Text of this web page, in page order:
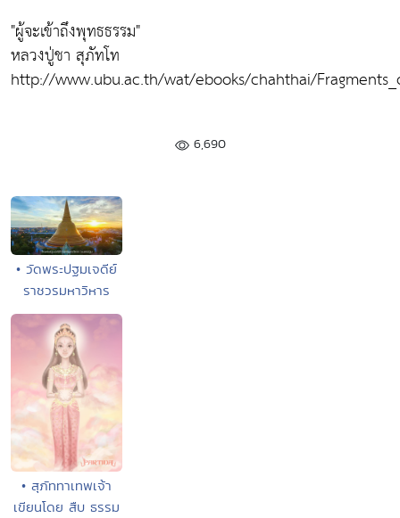
"ผู้จะเข้าถึงพุทธธรรม"
หลวงปู่ชา สุภัทโท
http://www.ubu.ac.th/wat/ebooks/chahthai/
6,690
• วัดพระปฐมเจดีย์
ราชวรมหาวิหาร
• สุภัททาเทพเจ้า
เขียนโดย สืบ ธรรม